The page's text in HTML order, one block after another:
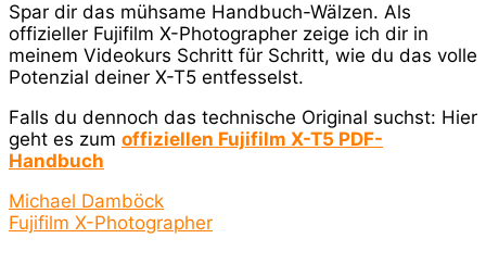
Spar dir das mühsame Handbuch-Wälzen. Als
offizieller Fujifilm X-Photographer zeige ich dir in
meinem Videokurs Schritt für Schritt, wie du das volle
Potenzial deiner X-T5 entfesselst.
Falls du dennoch das technische Original suchst: Hier
geht es zum offiziellen Fujifilm X-T5 PDF-
Handbuch
Michael Damböck
Fujifilm X-Photographer